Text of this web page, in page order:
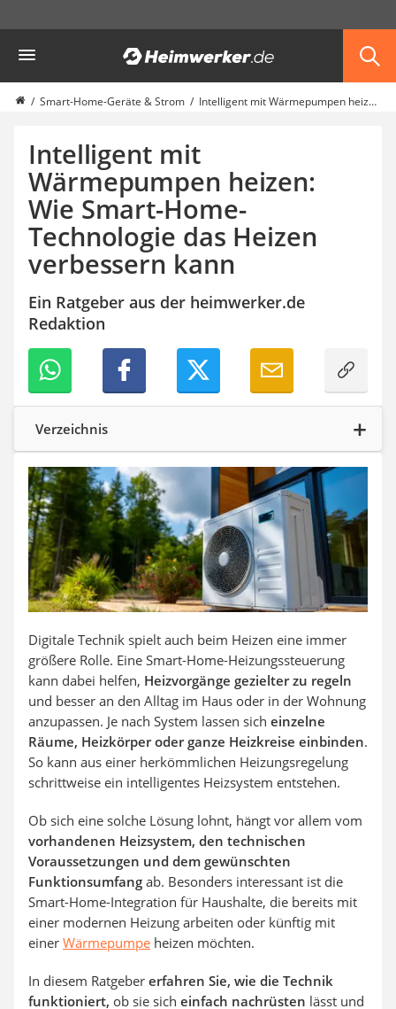
Haus & Bau
Außenleuchte mit Kamera
Ozongenerator
Smart-Home-Rauchmelder
Schlüsseltresor
Überwachungskameras außen
Regendusche
Reizstromgerät
Infrarot-Thermometer
GPS-Tracker
Digitale Zeitschaltuhr
Paketbriefkasten
Fensterkontaktschalter
Hygrometer
LED-Baustrahler
Aluleiter
Tiefengrund
LED-Beamer
Video-Türsprechanlage
Smart-Home-Geräte & Strom Intelligent mit Wärmepumpen heizen: Wie Smart-Home-Technologie das Heizen verbessern kann
Intelligent mit
Wärmepumpen heizen:
Wie Smart-Home-
Technologie das Heizen
verbessern kann
Ein Ratgeber aus der heimwerker.de
Redaktion
Verzeichnis
Digitale Technik spielt auch beim Heizen eine immer
größere Rolle. Eine Smart-Home-Heizungssteuerung
kann dabei helfen, Heizvorgänge gezielter zu regeln
und besser an den Alltag im Haus oder in der Wohnung
anzupassen. Je nach System lassen sich einzelne
Räume, Heizkörper oder ganze Heizkreise einbinden.
So kann aus einer herkömmlichen Heizungsregelung
schrittweise ein intelligentes Heizsystem entstehen.
Ob sich eine solche Lösung lohnt, hängt vor allem vom
vorhandenen Heizsystem, den technischen
Voraussetzungen und dem gewünschten
Funktionsumfang ab. Besonders interessant ist die
Smart-Home-Integration für Haushalte, die bereits mit
einer modernen Heizung arbeiten oder künftig mit
einer Wärmepumpe heizen möchten.
In diesem Ratgeber erfahren Sie, wie die Technik
funktioniert, ob sie sich einfach nachrüsten lässt und